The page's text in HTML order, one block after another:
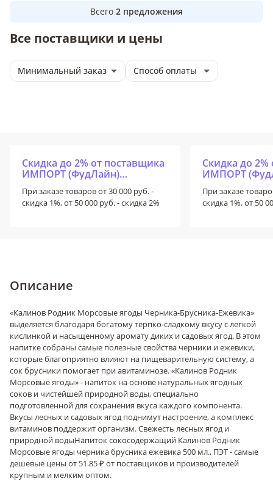
Всего 2 предложения
Все поставщики и цены
Минимальный заказ Способ оплаты
Скидка до 2% от поставщика
ИМПОРТ (ФудЛайн)
При заказе товаров от 30 000 руб. -
скидка 1%, от 50 000 руб. - скидка 2%
Скидка до
ИМПОРТ
При заказе
скидка 1%, от 50
Описание
«Калинов Родник Морсовые ягоды Черника-Брусника-Ежевика»
выделяется благодаря богатому терпко-сладкому вкусу с легкой
кислинкой и насыщенному аромату диких и садовых ягод. В этом
напитке собраны самые полезные свойства черники и ежевики,
которые благоприятно влияют на пищеварительную систему, а
сок брусники помогает при авитаминозе. «Калинов Родник
Морсовые ягоды» - напиток на основе натуральных ягодных
соков и чистейшей природной воды, специально
подготовленной для сохранения вкуса каждого компонента.
Вкусы лесных и садовых ягод поднимут настроение, а комплекс
витаминов поддержит организм. Свежесть лесных ягод и
природной водыНапиток сокосодержащий Калинов Родник
Морсовые ягоды черника брусника ежевика 500 мл., ПЭТ - самые
дешевые цены от 51.85 ₽ от поставщиков и производителей
крупным и мелким оптом.